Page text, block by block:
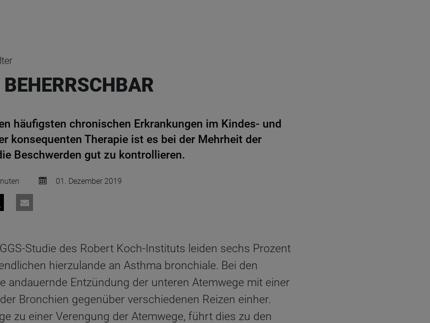
häufigsten chronischen Erkrankungen im Kindes- und
konsequenten Therapie ist es bei der Mehrheit der
Beschwerden gut zu kontrollieren.
01. Dezember 2019
​Studie des Robert Koch-Instituts leiden sechs Prozent
hierzulande an Asthma bronchiale. Bei den
andauernde Entzündung der unteren Atemwege mit einer
Bronchien gegenüber verschiedenen Reizen einher.
zu einer Verengung der Atemwege, führt dies zu den